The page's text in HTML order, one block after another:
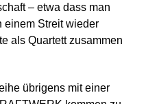
– etwa dass man
einem Streit wieder
als Quartett zusammen
übrigens mit einer